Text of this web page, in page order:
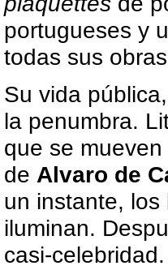
portugueses y
todas sus
Su vida
la penumbra.
que se
de Alvaro de
un instante,
iluminan.
casi-